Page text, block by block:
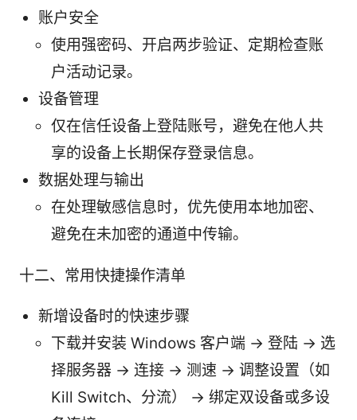
账户安全
使用强密码、开启两步验证、定期检查账
户活动记录。
设备管理
仅在信任设备上登陆账号，避免在他人共
享的设备上长期保存登录信息。
数据处理与输出
在处理敏感信息时，优先使用本地加密、
避免在未加密的通道中传输。
十二、常用快捷操作清单
新增设备时的快速步骤
下载并安装 Windows 客户端 → 登陆 → 选
择服务器 → 连接 → 测速 → 调整设置（如
Kill Switch、分流） → 绑定双设备或多设